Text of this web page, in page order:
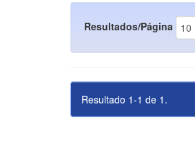
Resultados/Página
Resultado 1-1 de 1.